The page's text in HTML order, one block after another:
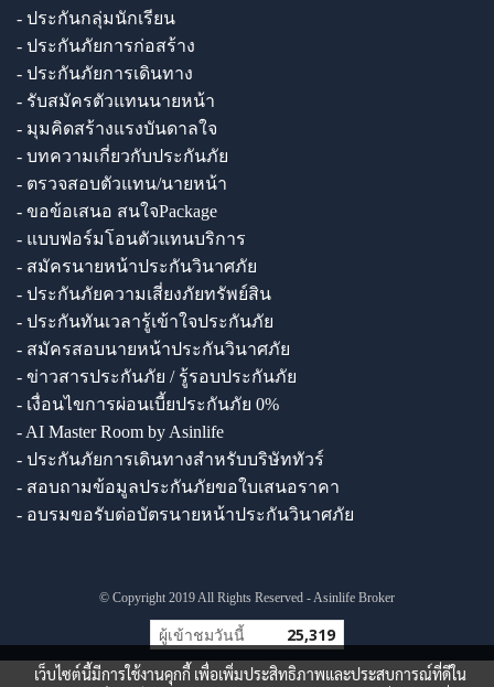
- ประกันกลุ่มนักเรียน
- ประกันภัยการก่อสร้าง
- ประกันภัยการเดินทาง
- รับสมัครตัวแทนนายหน้า
- มุมคิดสร้างแรงบันดาลใจ
- บทความเกี่ยวกับประกันภัย
- ตรวจสอบตัวแทน/นายหน้า
- ขอข้อเสนอ สนใจPackage
- แบบฟอร์มโอนตัวแทนบริการ
- สมัครนายหน้าประกันวินาศภัย
- ประกันภัยความเสี่ยงภัยทรัพย์สิน
- ประกันทันเวลารู้เข้าใจประกันภัย
- สมัครสอบนายหน้าประกันวินาศภัย
- ข่าวสารประกันภัย / รู้รอบประกันภัย
- เงื่อนไขการผ่อนเบี้ยประกันภัย 0%
- AI Master Room by Asinlife
- ประกันภัยการเดินทางสำหรับบริษัททัวร์
- สอบถามข้อมูลประกันภัยขอใบเสนอราคา
- อบรมขอรับต่อบัตรนายหน้าประกันวินาศภัย
© Copyright 2019 All Rights Reserved - Asinlife Broker
ผู้เข้าชมวันนี้ 25,319
เว็บไซต์นี้มีการใช้งานคุกกี้ เพื่อเพิ่มประสิทธิภาพและประสบการณ์ที่ดีใน